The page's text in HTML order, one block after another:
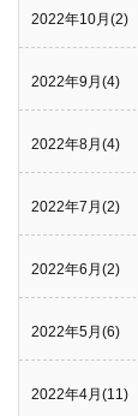
2022年10月(2)
2022年9月(4)
2022年8月(4)
2022年7月(2)
2022年6月(2)
2022年5月(6)
2022年4月(11)